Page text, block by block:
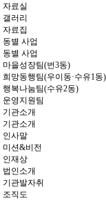
자료실
갤러리
자료집
동별 사업
동별 사업
마을성장팀(번3동)
희망동행팀(우이동·수유1동)
행복나눔팀(수유2동)
운영지원팀
기관소개
기관소개
인사말
미션&비전
인재상
법인소개
기관발자취
조직도